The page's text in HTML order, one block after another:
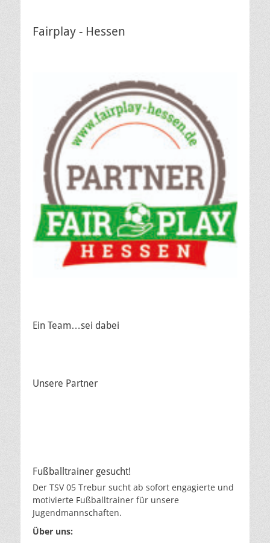
Fairplay - Hessen
Ein Team…sei dabei
Unsere Partner
Fußballtrainer gesucht!
Der TSV 05 Trebur sucht ab sofort engagierte und
motivierte Fußballtrainer für unsere
Jugendmannschaften.
Über uns: